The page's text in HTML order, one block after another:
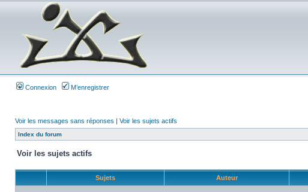
Connexion M’enregistrer
Voir les messages sans réponses | Voir les sujets actifs
Index du forum
Voir les sujets actifs
Sujets Auteur